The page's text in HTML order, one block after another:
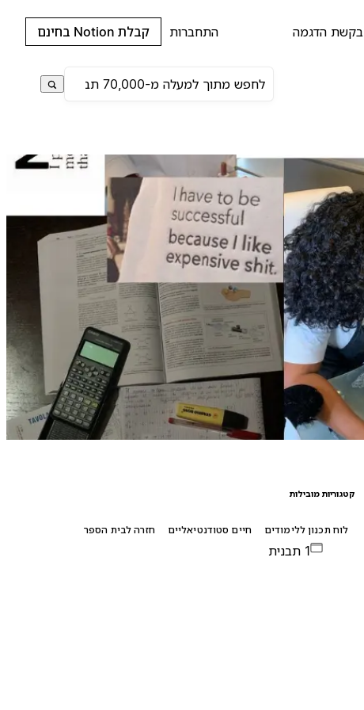
בקשת הדגמה התחברות קבלת Notion בחינם
קטגוריות מובילות
לוח תכנון ללימודים חיים סטודנטיאליים חזרה לבית הספר
1 תבנית